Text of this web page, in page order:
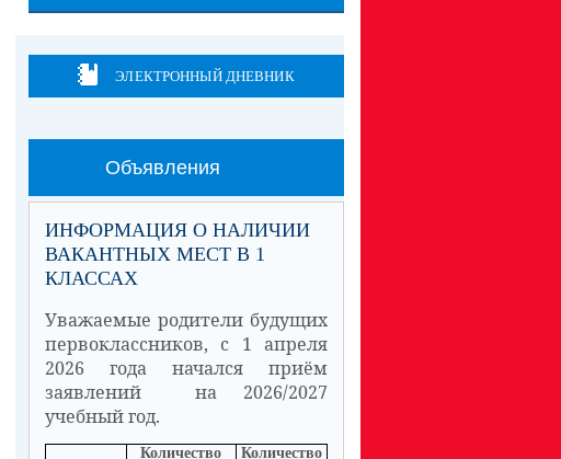
ЭЛЕКТРОННЫЙ ДНЕВНИК
Объявления
ИНФОРМАЦИЯ О НАЛИЧИИ
ВАКАНТНЫХ МЕСТ В 1
КЛАССАХ
Уважаемые родители будущих
первоклассников, с 1 апреля
2026 года начался приём
заявлений на 2026/2027
учебный год.
Количество
Количество